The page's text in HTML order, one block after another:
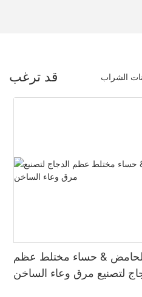
قد ترغب الشراب
& حساء مختلط عظم
لتصنيع مرق وعاء الساخن